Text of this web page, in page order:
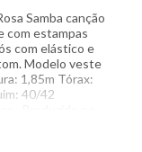
Samba canção
com estampas
com elástico e
Modelo veste
1,85m Tórax:
40/42
- Produzido no